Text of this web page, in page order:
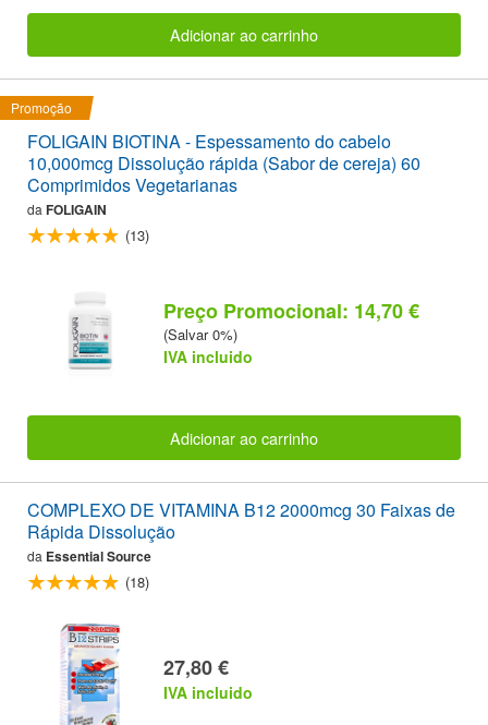
Adicionar ao carrinho
Promoção
FOLIGAIN BIOTINA - Espessamento do cabelo
10,000mcg Dissolução rápida (Sabor de cereja) 60
Comprimidos Vegetarianas
da FOLIGAIN
(13)
Preço Promocional: 14,70 €
(Salvar 0%)
IVA incluido
Adicionar ao carrinho
COMPLEXO DE VITAMINA B12 2000mcg 30 Faixas de
Rápida Dissolução
da Essential Source
(18)
27,80 €
IVA incluido